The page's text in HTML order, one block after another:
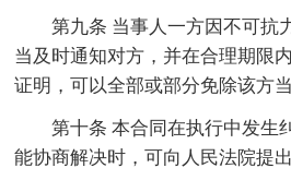
第九条 当事人一方因不可抗
当及时通知对方，并在合理期限
证明，可以全部或部分免除该方
第十条 本合同在执行中发生
能协商解决时，可向人民法院提出